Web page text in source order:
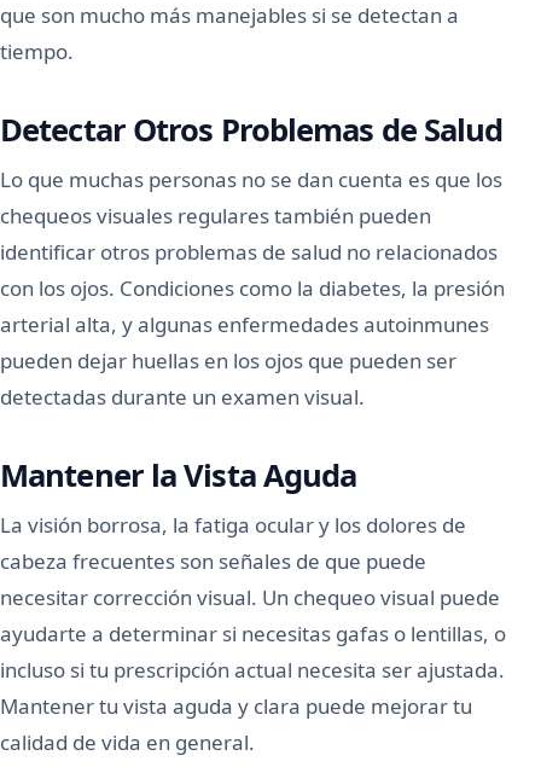
que son mucho más manejables si se detectan a
tiempo.
Detectar Otros Problemas de Salud
Lo que muchas personas no se dan cuenta es que los
chequeos visuales regulares también pueden
identificar otros problemas de salud no relacionados
con los ojos. Condiciones como la diabetes, la presión
arterial alta, y algunas enfermedades autoinmunes
pueden dejar huellas en los ojos que pueden ser
detectadas durante un examen visual.
Mantener la Vista Aguda
La visión borrosa, la fatiga ocular y los dolores de
cabeza frecuentes son señales de que puede
necesitar corrección visual. Un chequeo visual puede
ayudarte a determinar si necesitas gafas o lentillas, o
incluso si tu prescripción actual necesita ser ajustada.
Mantener tu vista aguda y clara puede mejorar tu
calidad de vida en general.